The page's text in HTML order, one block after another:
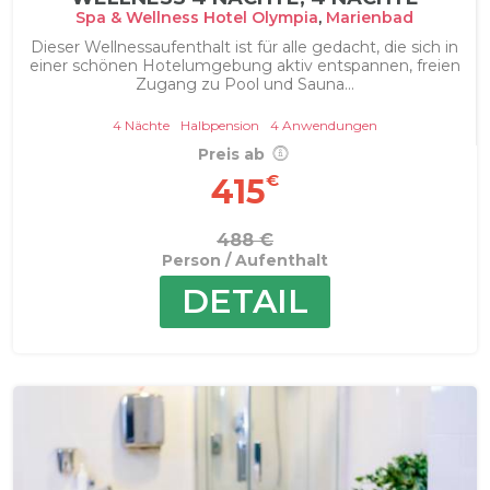
Spa & Wellness Hotel Olympia, Marienbad
Dieser Wellnessaufenthalt ist für alle gedacht, die sich in
einer schönen Hotelumgebung aktiv entspannen, freien
Zugang zu Pool und Sauna...
4 Nächte Halbpension 4 Anwendungen
Preis ab
415€
488 €
Person / Aufenthalt
DETAIL